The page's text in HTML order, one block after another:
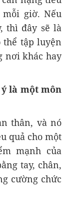
giờ. Nếu
thì đây sẽ là
tập luyện
nơi khác hay
là một môn
thân, và nó
quả cho một
mạnh của
tay, chân,
cường chức